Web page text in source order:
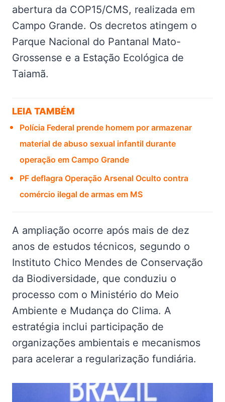
abertura da COP15/CMS, realizada em
Campo Grande. Os decretos atingem o
Parque Nacional do Pantanal Mato-
Grossense e a Estação Ecológica de
Taiamã.
LEIA TAMBÉM
Polícia Federal prende homem por armazenar
material de abuso sexual infantil durante
operação em Campo Grande
PF deflagra Operação Arsenal Oculto contra
comércio ilegal de armas em MS
A ampliação ocorre após mais de dez
anos de estudos técnicos, segundo o
Instituto Chico Mendes de Conservação
da Biodiversidade, que conduziu o
processo com o Ministério do Meio
Ambiente e Mudança do Clima. A
estratégia inclui participação de
organizações ambientais e mecanismos
para acelerar a regularização fundiária.